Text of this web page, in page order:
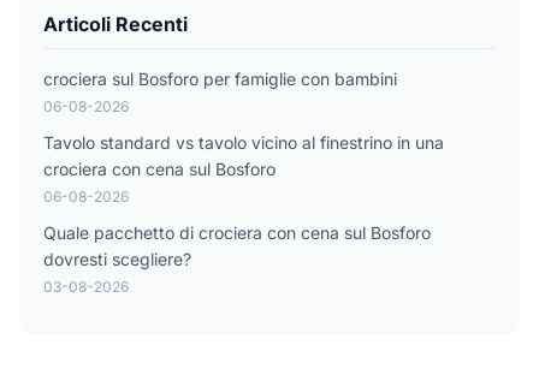
Articoli Recenti
crociera sul Bosforo per famiglie con bambini
06-08-2026
Tavolo standard vs tavolo vicino al finestrino in una
crociera con cena sul Bosforo
06-08-2026
Quale pacchetto di crociera con cena sul Bosforo
dovresti scegliere?
03-08-2026